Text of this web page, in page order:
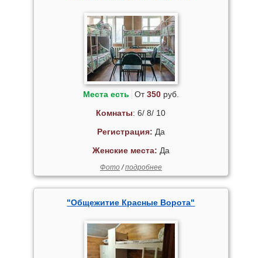
Места есть От350руб.
Комнаты: 6/ 8/ 10
Регистрация: Да
Женские места: Да
Фото/подробнее
"Общежитие Красные Ворота"